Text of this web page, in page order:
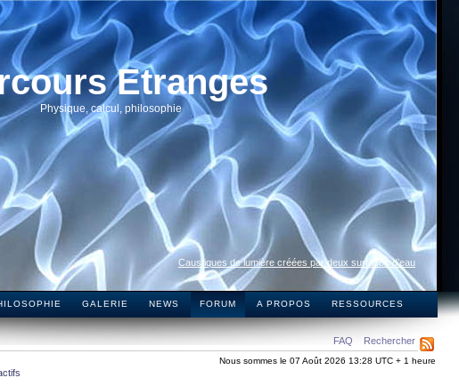
Etranges
Physique, calcul, philosophie
Caustiques de lumière créées par deux surfaces d’eau
GALERIE NEWS FORUM A PROPOS RESSOURCES
FAQ Rechercher
Nous sommes le 07 Août 2026 13:28 UTC + 1 heure